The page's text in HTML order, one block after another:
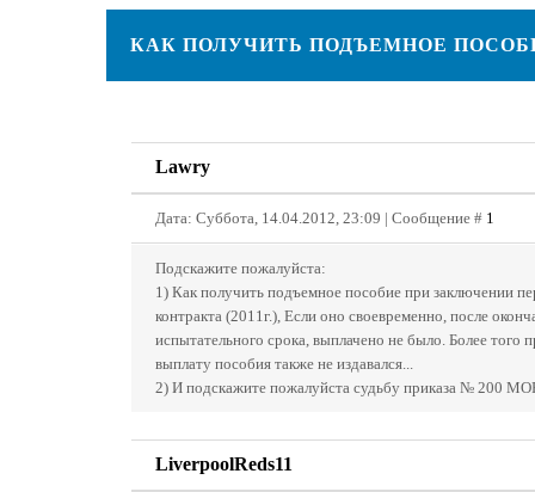
КАК ПОЛУЧИТЬ ПОДЪЕМНОЕ
Lawry
Дата: Суббота, 14.04.2012, 23:09 | Сообщение # 1
Подскажите пожалуйста:
1) Как получить подъемное пособие при заключении
контракта (2011г.), Если оно своевременно, после
испытательного срока, выплачено не было. Более того
выплату пособия также не издавался...
2) И подскажите пожалуйста судьбу приказа № 200
LiverpoolReds11